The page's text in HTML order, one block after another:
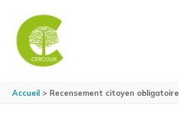
Accueil Recensement citoyen obligatoire